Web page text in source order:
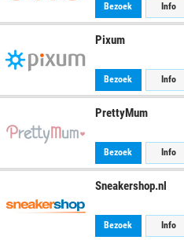
Bezoek Info
Pixum
Bezoek Info
PrettyMum
Bezoek Info
Sneakershop.nl
Bezoek Info